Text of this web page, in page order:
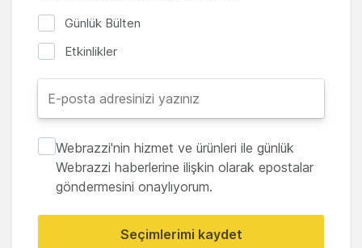
Günlük Bülten
Etkinlikler
Webrazzi'nin hizmet ve ürünleri ile günlük
Webrazzi haberlerine ilişkin olarak epostalar
göndermesini onaylıyorum.
Seçimlerimi kaydet